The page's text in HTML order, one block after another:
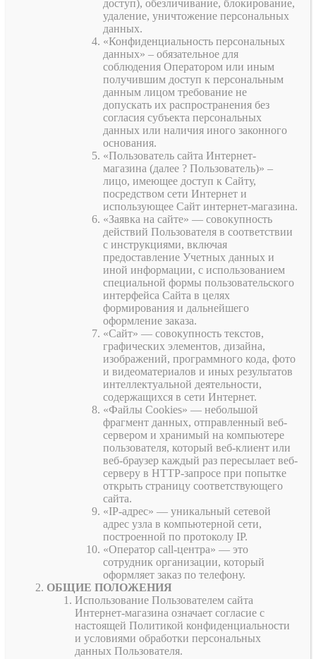
доступ), обезличивание, блокирование,
удаление, уничтожение персональных
данных.
«Конфиденциальность персональных
данных» – обязательное для
соблюдения Оператором или иным
получившим доступ к персональным
данным лицом требование не
допускать их распространения без
согласия субъекта персональных
данных или наличия иного законного
основания.
«Пользователь сайта Интернет-
магазина (далее ? Пользователь)» –
лицо, имеющее доступ к Сайту,
посредством сети Интернет и
использующее Сайт интернет-магазина.
«Заявка на сайте» — совокупность
действий Пользователя в соответствии
с инструкциями, включая
предоставление Учетных данных и
иной информации, с использованием
специальной формы пользовательского
интерфейса Сайта в целях
формирования и дальнейшего
оформление заказа.
«Сайт» — совокупность текстов,
графических элементов, дизайна,
изображений, программного кода, фото
и видеоматериалов и иных результатов
интеллектуальной деятельности,
содержащихся в сети Интернет.
«Файлы Cookies» — небольшой
фрагмент данных, отправленный веб-
сервером и хранимый на компьютере
пользователя, который веб-клиент или
веб-браузер каждый раз пересылает веб-
серверу в HTTP-запросе при попытке
открыть страницу соответствующего
сайта.
«IP-адрес» — уникальный сетевой
адрес узла в компьютерной сети,
построенной по протоколу IP.
«Оператор call-центра» — это
сотрудник организации, который
оформляет заказ по телефону.
ОБЩИЕ ПОЛОЖЕНИЯ
Использование Пользователем сайта
Интернет-магазина означает согласие с
настоящей Политикой конфиденциальности
и условиями обработки персональных
данных Пользователя.